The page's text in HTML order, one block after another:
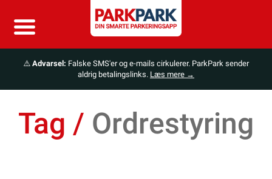
⚠️ Advarsel: Falske SMS'er og e-mails cirkulerer. ParkPark sender
aldrig betalingslinks. Læs mere →
Tag / Ordrestyring